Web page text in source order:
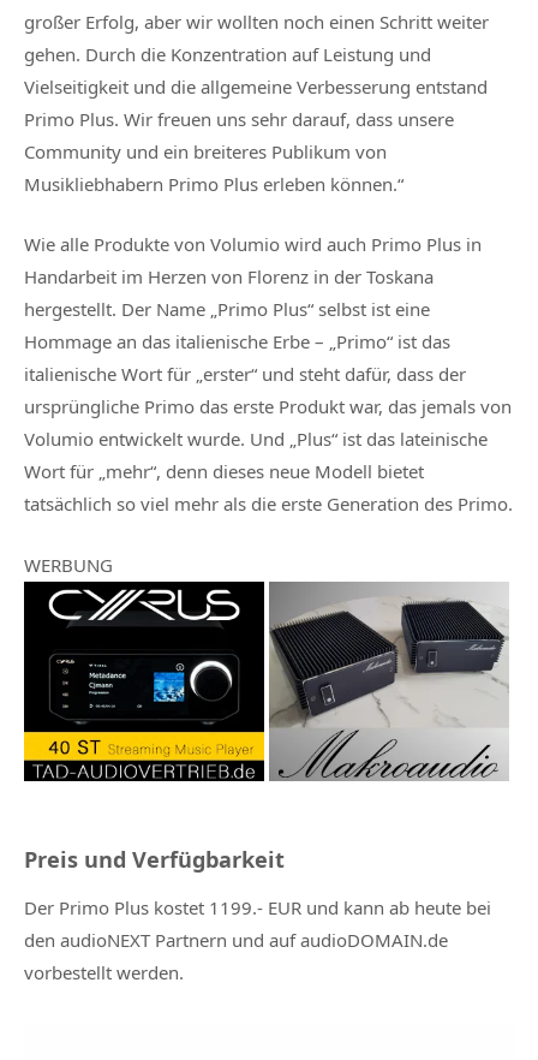
großer Erfolg, aber wir wollten noch einen Schritt weiter
gehen. Durch die Konzentration auf Leistung und
Vielseitigkeit und die allgemeine Verbesserung entstand
Primo Plus. Wir freuen uns sehr darauf, dass unsere
Community und ein breiteres Publikum von
Musikliebhabern Primo Plus erleben können.“
Wie alle Produkte von Volumio wird auch Primo Plus in
Handarbeit im Herzen von Florenz in der Toskana
hergestellt. Der Name „Primo Plus“ selbst ist eine
Hommage an das italienische Erbe – „Primo“ ist das
italienische Wort für „erster“ und steht dafür, dass der
ursprüngliche Primo das erste Produkt war, das jemals von
Volumio entwickelt wurde. Und „Plus“ ist das lateinische
Wort für „mehr“, denn dieses neue Modell bietet
tatsächlich so viel mehr als die erste Generation des Primo.
WERBUNG
Preis und Verfügbarkeit
Der Primo Plus kostet 1199.- EUR und kann ab heute bei
den audioNEXT Partnern und auf audioDOMAIN.de
vorbestellt werden.